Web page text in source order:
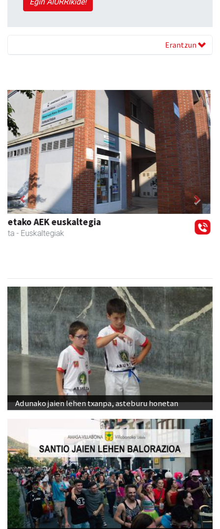
Erantzun
Itxaspe
Urnieta - Frutategiak
Previous Next
Adunako jaien lehen txanpa, asteburu honetan